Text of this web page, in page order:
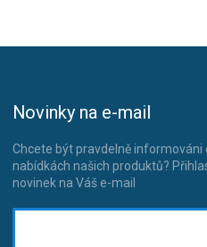
Novinky na e-mail
Chcete být pravdelně informováni
nabídkách našich produktů?
novinek na Váš e-mail